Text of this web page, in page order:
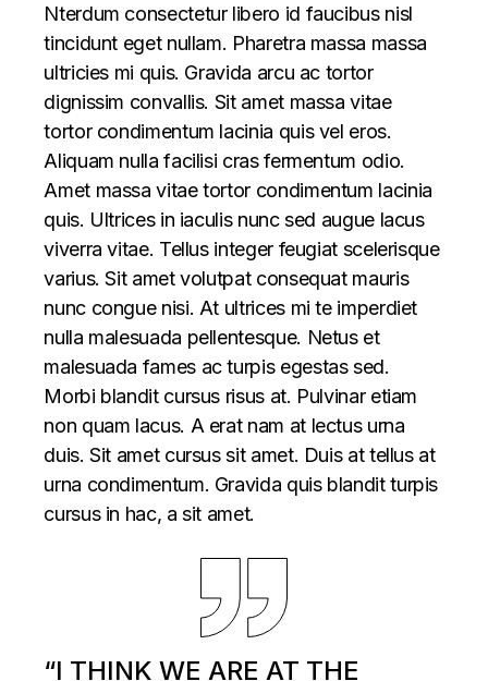
Nterdum consectetur libero id faucibus nisl
tincidunt eget nullam. Pharetra massa massa
ultricies mi quis. Gravida arcu ac tortor
dignissim convallis. Sit amet massa vitae
tortor condimentum lacinia quis vel eros.
Aliquam nulla facilisi cras fermentum odio.
Amet massa vitae tortor condimentum lacinia
quis. Ultrices in iaculis nunc sed augue lacus
viverra vitae. Tellus integer feugiat scelerisque
varius. Sit amet volutpat consequat mauris
nunc congue nisi. At ultrices mi te imperdiet
nulla malesuada pellentesque. Netus et
malesuada fames ac turpis egestas sed.
Morbi blandit cursus risus at. Pulvinar etiam
non quam lacus. A erat nam at lectus urna
duis. Sit amet cursus sit amet. Duis at tellus at
urna condimentum. Gravida quis blandit turpis
cursus in hac, a sit amet.
“I THINK WE ARE AT THE